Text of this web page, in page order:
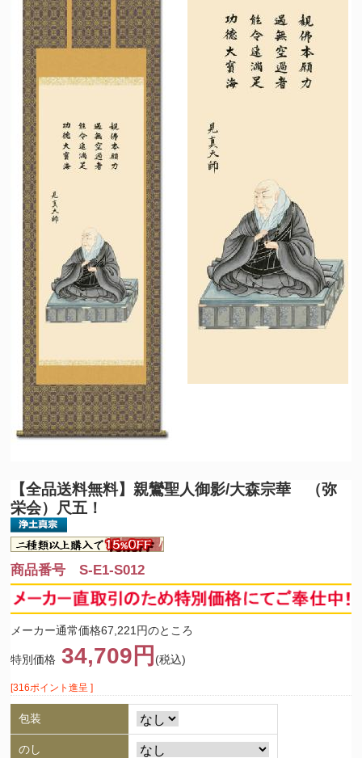
【全品送料無料】 親鸞聖人御影/大森宗華 （弥
栄会）尺五！
商品番号 S-E1-S012
メーカー通常価格67,221円のところ
特別価格 34,709円 (税込)
[316ポイント進呈 ]
包装
のし